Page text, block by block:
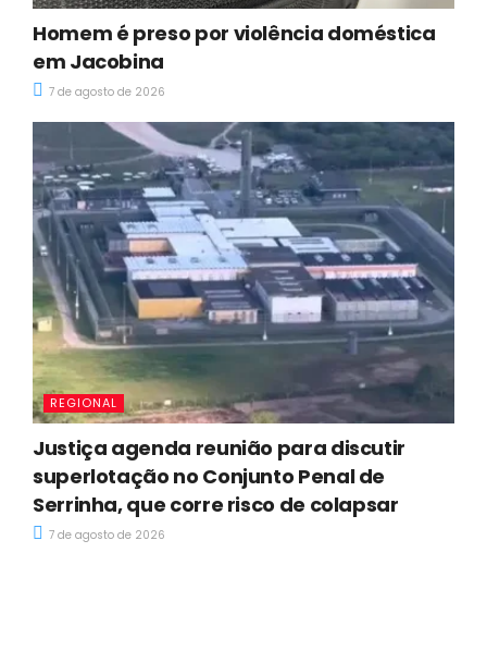
Homem é preso por violência doméstica
em Jacobina
7 de agosto de 2026
REGIONAL
Justiça agenda reunião para discutir
superlotação no Conjunto Penal de
Serrinha, que corre risco de colapsar
7 de agosto de 2026